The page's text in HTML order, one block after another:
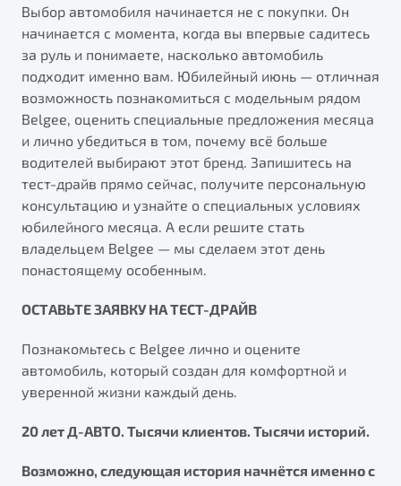
Выбор автомобиля начинается не с покупки. Он
начинается с момента, когда вы впервые садитесь
за руль и понимаете, насколько автомобиль
подходит именно вам. Юбилейный июнь — отличная
возможность познакомиться с модельным рядом
Belgee, оценить специальные предложения месяца
и лично убедиться в том, почему всё больше
водителей выбирают этот бренд. Запишитесь на
тест-драйв прямо сейчас, получите персональную
консультацию и узнайте о специальных условиях
юбилейного месяца. А если решите стать
владельцем Belgee — мы сделаем этот день
понастоящему особенным.
ОСТАВЬТЕ ЗАЯВКУ НА ТЕСТ-ДРАЙВ
Познакомьтесь с Belgee лично и оцените
автомобиль, который создан для комфортной и
уверенной жизни каждый день.
20 лет Д-АВТО. Тысячи клиентов. Тысячи историй.
Возможно, следующая история начнётся именно с